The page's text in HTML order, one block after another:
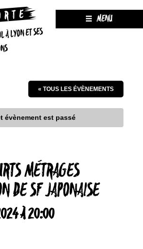
À LYON ET SES
MENU
« TOUS LES ÉVÈNEMENTS
évènement est passé
MÉTRAGES
DE SF JAPONAISE
À 20:00